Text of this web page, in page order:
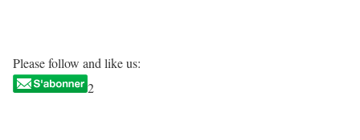
Please follow and like us:
2